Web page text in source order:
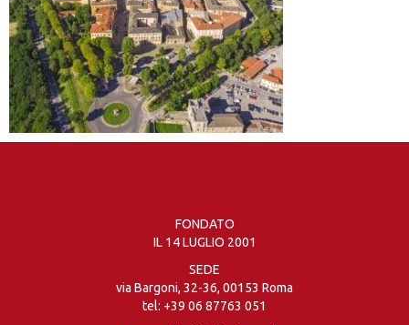
FONDATO
IL 14 LUGLIO 2001
SEDE
via Bargoni, 32-36, 00153 Roma
tel: +39 06 87763 051